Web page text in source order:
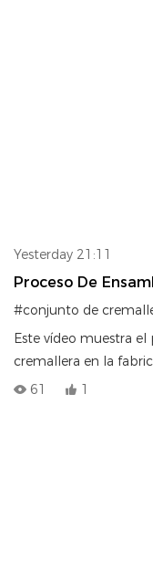
Yesterday 21:11
Proceso De
Fabricación De
#conjunto de
Este vídeo muestra
cremallera en la
61
1